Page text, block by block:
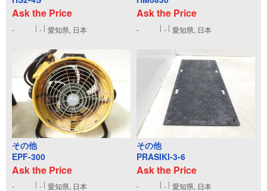
Ask the Price
- - 愛知県, 日本
Ask the Price
- - 愛知県, 日本
その他
EPF-300
Ask the Price
- - 愛知県, 日本
その他
PRASIKI-3-6
Ask the Price
- - 愛知県, 日本